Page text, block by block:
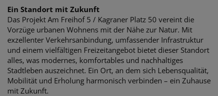
Ein Standort mit Zukunft
Das Projekt Am Freihof 5 / Kagraner Platz 50 vereint die
Vorzüge urbanen Wohnens mit der Nähe zur Natur. Mit
exzellenter Verkehrsanbindung, umfassender Infrastruktur
und einem vielfältigen Freizeitangebot bietet dieser Standort
alles, was modernes, komfortables und nachhaltiges
Stadtleben auszeichnet. Ein Ort, an dem sich Lebensqualität,
Mobilität und Erholung harmonisch verbinden – ein Zuhause
mit Zukunft.